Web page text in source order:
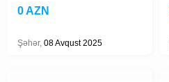
0 AZN
Şəhər, 08 Avqust 2025